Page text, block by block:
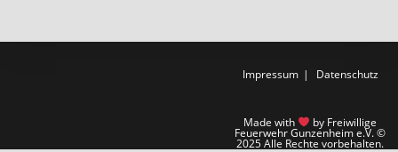
Impressum Datenschutz
Made with by Freiwillige
Feuerwehr Gunzenheim e.V. ©
2025 Alle Rechte vorbehalten.